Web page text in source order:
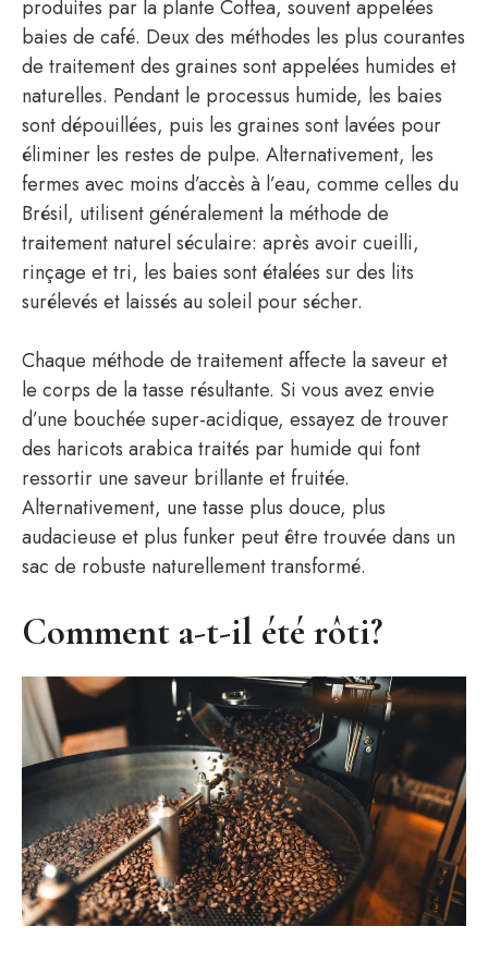
produites par la plante Coffea, souvent appelées
baies de café. Deux des méthodes les plus courantes
de traitement des graines sont appelées humides et
naturelles. Pendant le processus humide, les baies
sont dépouillées, puis les graines sont lavées pour
éliminer les restes de pulpe. Alternativement, les
fermes avec moins d’accès à l’eau, comme celles du
Brésil, utilisent généralement la méthode de
traitement naturel séculaire: après avoir cueilli,
rinçage et tri, les baies sont étalées sur des lits
surélevés et laissés au soleil pour sécher.
Chaque méthode de traitement affecte la saveur et
le corps de la tasse résultante. Si vous avez envie
d’une bouchée super-acidique, essayez de trouver
des haricots arabica traités par humide qui font
ressortir une saveur brillante et fruitée.
Alternativement, une tasse plus douce, plus
audacieuse et plus funker peut être trouvée dans un
sac de robuste naturellement transformé.
Comment a-t-il été rôti?